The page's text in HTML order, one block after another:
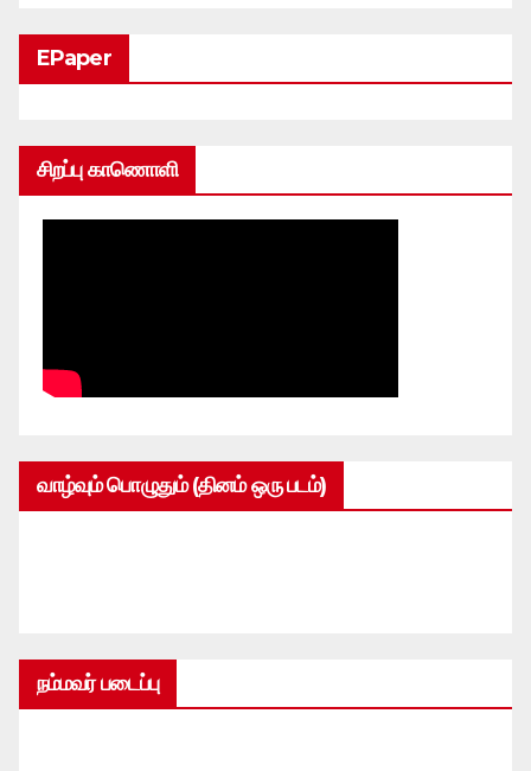
EPaper
சிறப்பு காணொளி
வாழ்வும் பொழுதும் (தினம் ஒரு படம்)
நம்மவர் படைப்பு